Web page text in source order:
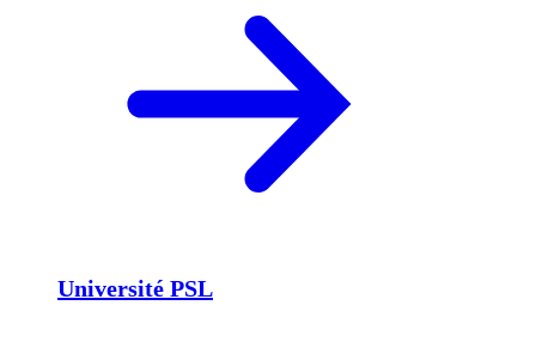
Université PSL